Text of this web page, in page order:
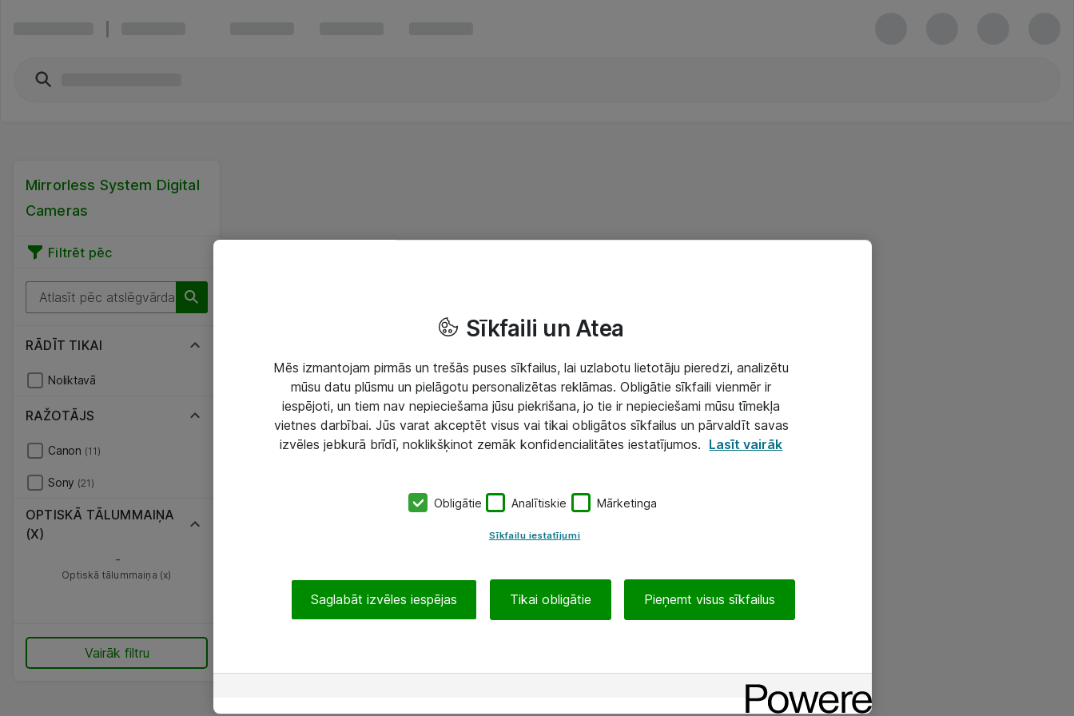
Mirrorless System Digital
Cameras
Filtrēt pēc
RĀDĪT TIKAI
Noliktavā
RAŽOTĀJS
Canon (11)
Sony (21)
OPTISKĀ TĀLUMMAIŅA
(X)
-
Optiskā tālummaiņa (x)
Vairāk filtru
Sīkfaili un Atea
Mēs izmantojam pirmās un trešās puses sīkfailus, lai uzlabotu lietotāju pieredzi, analizētu
mūsu datu plūsmu un pielāgotu personalizētas reklāmas. Obligātie sīkfaili vienmēr ir
iespējoti, un tiem nav nepieciešama jūsu piekrišana, jo tie ir nepieciešami mūsu tīmekļa
vietnes darbībai. Jūs varat akceptēt visus vai tikai obligātos sīkfailus un pārvaldīt savas
izvēles jebkurā brīdī, noklikšķinot zemāk konfidencialitātes iestatījumos. Lasīt vairāk
Obligātie Analītiskie Mārketinga
Sīkfailu iestatījumi
Saglabāt izvēles iespējas Tikai obligātie Pieņemt visus sīkfailus